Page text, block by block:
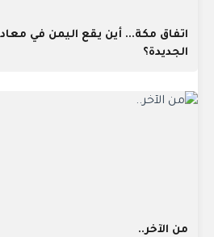
اتفاق مكة... أين يقع اليمن في
الجديدة؟
من الآخر..